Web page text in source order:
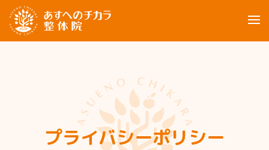
プライバシーポリシー